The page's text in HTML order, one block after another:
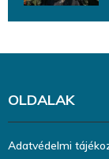
OLDALAK
Adatvédelmi